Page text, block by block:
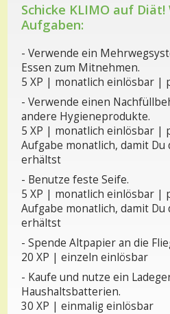
Schicke KLIMO auf
Aufgaben:
- Verwende ein
Essen zum Mitnehmen.
5 XP | monatlich einlösbar |
- Verwende einen
andere Hygieneprodukte.
5 XP | monatlich einlösbar |
Aufgabe monatlich, damit
erhältst
- Benutze feste Seife.
5 XP | monatlich einlösbar |
Aufgabe monatlich, damit
erhältst
- Spende Altpapier an die
20 XP | einzeln einlösbar
- Kaufe und nutze ein
Haushaltsbatterien.
30 XP | einmalig einlösbar